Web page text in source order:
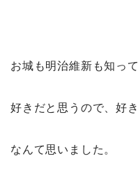
お城も明治維新も知っ
好きだと思うので、好
なんて思いました。